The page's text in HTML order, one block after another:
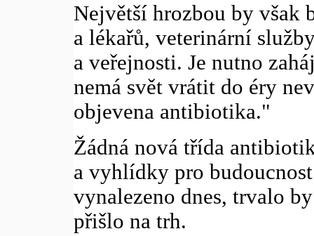
Největší hrozbou by však
a lékařů, veterinární
a veřejnosti. Je nutno
nemá svět vrátit do éry
objevena antibiotika."
Žádná nová třída
a vyhlídky pro
vynalezeno dnes, trvalo
přišlo na trh.